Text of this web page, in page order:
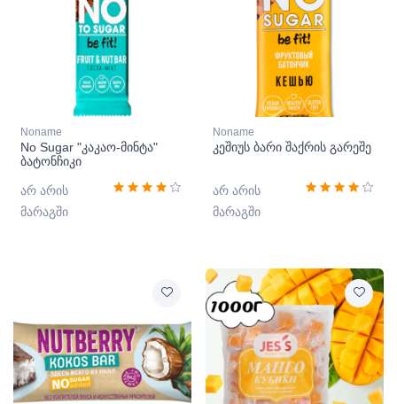
Noname
No Sugar "კაკაო-მინტა"
ბატონჩიკი
არ არის
მარაგში
Noname
კეშიუს ბარი შაქრის გარეშე
არ არის
მარაგში